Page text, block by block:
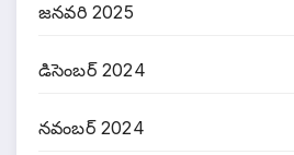
జనవరి 2025
డిసెంబర్ 2024
నవంబర్ 2024